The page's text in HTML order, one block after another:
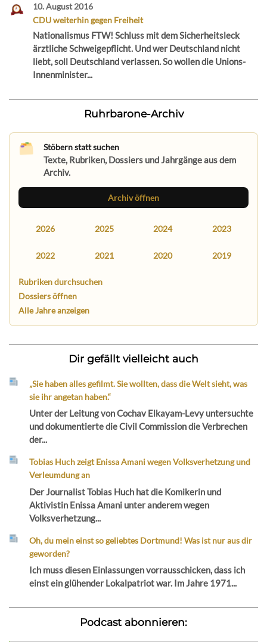
10. August 2016
CDU weiterhin gegen Freiheit
Nationalismus FTW! Schluss mit dem Sicherheitsleck
ärztliche Schweigepflicht. Und wer Deutschland nicht
liebt, soll Deutschland verlassen. So wollen die Unions-
Innenminister...
Ruhrbarone-Archiv
Stöbern statt suchen
Texte, Rubriken, Dossiers und Jahrgänge aus dem
Archiv.
Archiv öffnen
2026 2025 2024 2023
2022 2021 2020 2019
Rubriken durchsuchen
Dossiers öffnen
Alle Jahre anzeigen
Dir gefällt vielleicht auch
„Sie haben alles gefilmt. Sie wollten, dass die Welt sieht, was
sie ihr angetan haben.“
Unter der Leitung von Cochav Elkayam-Levy untersuchte
und dokumentierte die Civil Commission die Verbrechen
der...
Tobias Huch zeigt Enissa Amani wegen Volksverhetzung und
Verleumdung an
Der Journalist Tobias Huch hat die Komikerin und
Aktivistin Enissa Amani unter anderem wegen
Volksverhetzung...
Oh, du mein einst so geliebtes Dortmund! Was ist nur aus dir
geworden?
Ich muss diesen Einlassungen vorrausschicken, dass ich
einst ein glühender Lokalpatriot war. Im Jahre 1971...
Podcast abonnieren: